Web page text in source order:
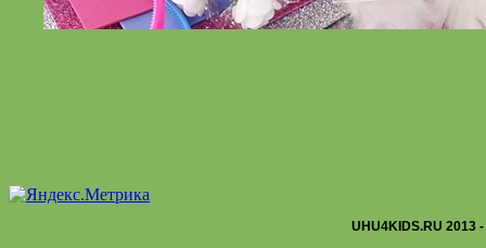
UHU4KIDS.RU 2013